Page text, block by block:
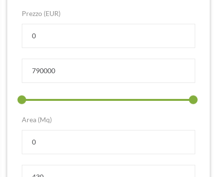
Prezzo (EUR)
Area (Mq)